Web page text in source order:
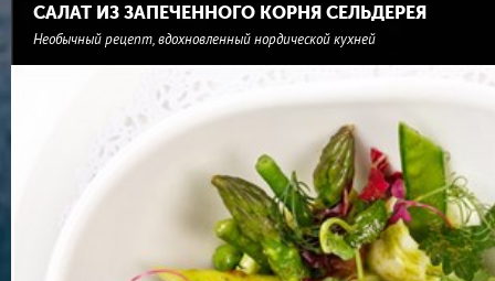
САЛАТ ИЗ ЗАПЕЧЕННОГО КОРНЯ СЕЛЬДЕРЕЯ
Необычный рецепт, вдохновленный нордической кухней